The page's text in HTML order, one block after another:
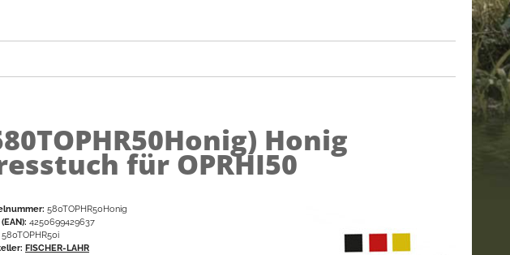
Honig
für OPRHI50
580TOPHR50Honig
4250699429637
580TOPHR50i
FISCHER-LAHR